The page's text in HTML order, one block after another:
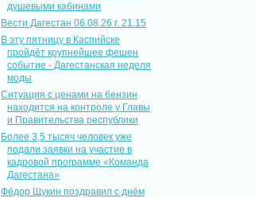
душевыми кабинами
Вести Дагестан 06.08.26 г. 21.15
В эту пятницу в Каспийске
пройдёт крупнейшее фешен
событие - Дагестанская неделя
моды
Ситуация с ценами на бензин
находится на контроле у Главы
и Правительства республики
Более 3,5 тысяч человек уже
подали заявки на участие в
кадровой программе «Команда
Дагестана»
Фёдор Щукин поздравил с днём